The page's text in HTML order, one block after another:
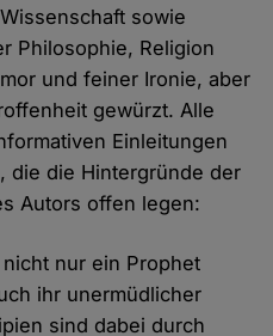
sowie
Philosophie, Religion
und feiner Ironie, aber
gewürzt. Alle
Einleitungen
die die Hintergründe der
Autors offen legen:
nur ein Prophet
ihr unermüdlicher
sind dabei durch